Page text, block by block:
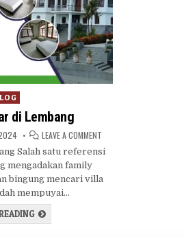
in
di Lembang
LEAVE A COMMENTON VILLA STAR BESAR DI
Salah satu referensi
mengadakan family
bingung mencari villa
mempuyai…
VILLA STAR BESAR DI LEMBANG